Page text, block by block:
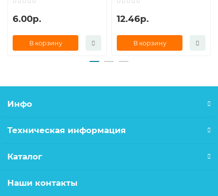
6.00р.
В корзину
12.46р.
В корзину
Инфо
Техническая информация
Каталог
Наши контакты